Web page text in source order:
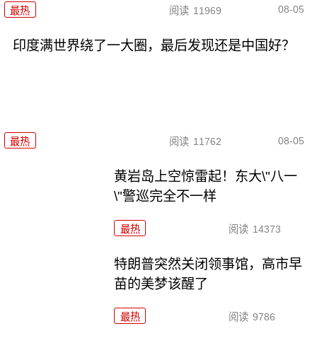
最热 阅读 11969 08-05
印度满世界绕了一大圈，最后发现还是中国好？
最热 阅读 11762 08-05
黄岩岛上空惊雷起！东大\"八一
\"警巡完全不一样
最热 阅读 14373
特朗普突然关闭领事馆，高市早
苗的美梦该醒了
最热 阅读 9786